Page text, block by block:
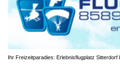
Ihr Freizeitparadies: Erlebnisflugplatz Sitterdorf